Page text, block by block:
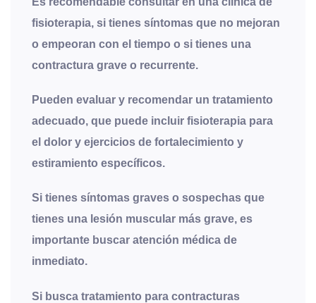
fisioterapia, si tienes síntomas que no mejoran
o empeoran con el tiempo o si tienes una
contractura grave o recurrente.
Pueden evaluar y recomendar un tratamiento
adecuado, que puede incluir fisioterapia para
el dolor y ejercicios de fortalecimiento y
estiramiento específicos.
Si tienes síntomas graves o sospechas que
tienes una lesión muscular más grave, es
importante buscar atención médica de
inmediato.
Si busca tratamiento para contracturas